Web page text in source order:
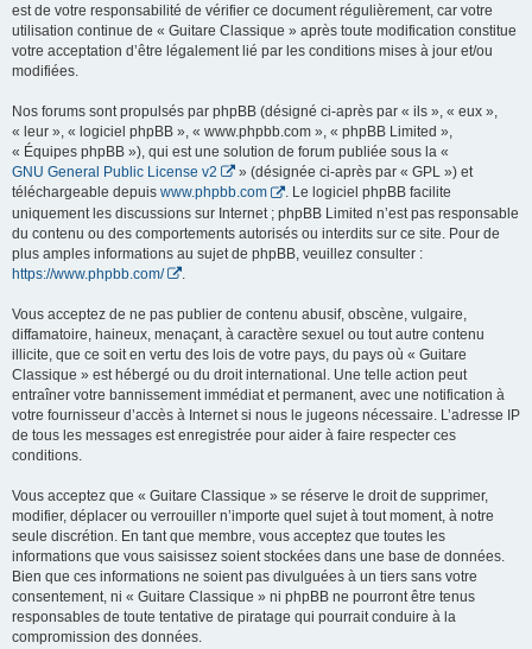
est de votre responsabilité de vérifier ce document régulièrement, car votre
utilisation continue de « Guitare Classique » après toute modification constitue
votre acceptation d’être légalement lié par les conditions mises à jour et/ou
modifiées.
Nos forums sont propulsés par phpBB (désigné ci-après par « ils », « eux »,
« leur », « logiciel phpBB », « www.phpbb.com », « phpBB Limited »,
« Équipes phpBB »), qui est une solution de forum publiée sous la «
GNU General Public License v2
» (désignée ci-après par « GPL ») et
téléchargeable depuis www.phpbb.com
. Le logiciel phpBB facilite
uniquement les discussions sur Internet ; phpBB Limited n’est pas responsable
du contenu ou des comportements autorisés ou interdits sur ce site. Pour de
plus amples informations au sujet de phpBB, veuillez consulter :
https://www.phpbb.com/
Vous acceptez de ne pas publier de contenu abusif, obscène, vulgaire,
diffamatoire, haineux, menaçant, à caractère sexuel ou tout autre contenu
illicite, que ce soit en vertu des lois de votre pays, du pays où « Guitare
Classique » est hébergé ou du droit international. Une telle action peut
entraîner votre bannissement immédiat et permanent, avec une notification à
votre fournisseur d’accès à Internet si nous le jugeons nécessaire. L’adresse IP
de tous les messages est enregistrée pour aider à faire respecter ces
conditions.
Vous acceptez que « Guitare Classique » se réserve le droit de supprimer,
modifier, déplacer ou verrouiller n’importe quel sujet à tout moment, à notre
seule discrétion. En tant que membre, vous acceptez que toutes les
informations que vous saisissez soient stockées dans une base de données.
Bien que ces informations ne soient pas divulguées à un tiers sans votre
consentement, ni « Guitare Classique » ni phpBB ne pourront être tenus
responsables de toute tentative de piratage qui pourrait conduire à la
compromission des données.